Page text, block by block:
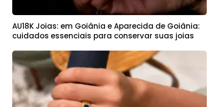
AU18K Joias: em Goiânia e Aparecida de Goiânia:
cuidados essenciais para conservar suas joias